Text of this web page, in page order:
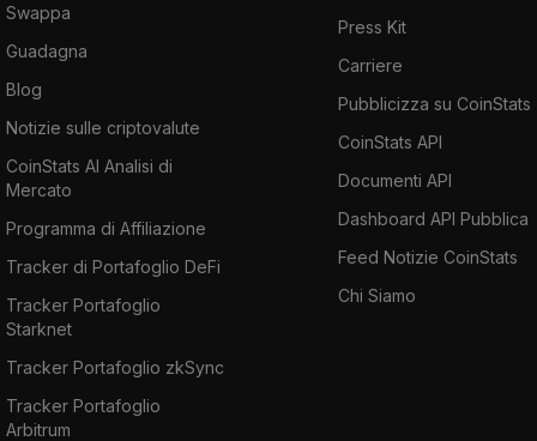
Swappa
Guadagna
Blog
Notizie sulle criptovalute
CoinStats AI Analisi di
Mercato
Programma di Affiliazione
Tracker di Portafoglio DeFi
Tracker Portafoglio
Starknet
Tracker Portafoglio zkSync
Tracker Portafoglio
Arbitrum
Press Kit
Carriere
Pubblicizza su CoinStats
CoinStats API
Documenti API
Dashboard API Pubblica
Feed Notizie CoinStats
Chi Siamo